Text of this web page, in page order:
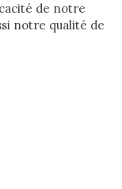
de notre
notre qualité de